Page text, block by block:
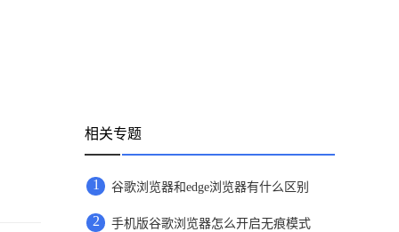
相关专题
1 谷歌浏览器和edge浏览器有什么区别
2 手机版谷歌浏览器怎么开启无痕模式